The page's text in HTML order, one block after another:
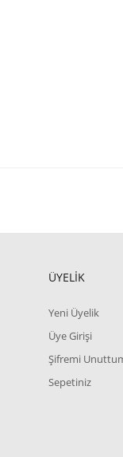
ÜYELİK
Yeni Üyelik
Üye Girişi
Şifremi
Sepetiniz